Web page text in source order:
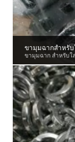
ขามุมฉากสำหรับ
ขามุมฉาก สำหรับใ